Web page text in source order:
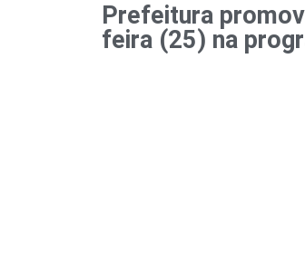
Prefeitura
feira (25) na